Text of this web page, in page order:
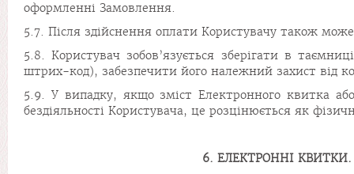
оформленні Замовлення.
5.7. Після здійснення оплати Користувачу також
5.8. Користувач зобов’язується зберігати в
штрих-код), забезпечити його належний захист від
5.9. У випадку, якщо зміст Електронного квитка
бездіяльності Користувача, це розцінюється як
6. ЕЛЕКТРОННІ